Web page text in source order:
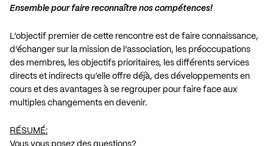
Ensemble pour faire reconnaître nos compétences!
L’objectif premier de cette rencontre est de faire connaissance,
d’échanger sur la mission de l’association, les préoccupations
des membres, les objectifs prioritaires, les différents services
directs et indirects qu’elle offre déjà, des développements en
cours et des avantages à se regrouper pour faire face aux
multiples changements en devenir.
RÉSUMÉ:
Vous vous posez des questions?